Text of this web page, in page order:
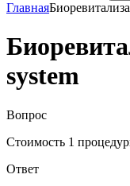
Главная
system
Вопрос
Стоимость 1
Ответ